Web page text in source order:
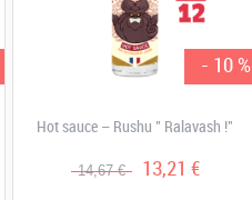
- 10 %
Hot sauce – Rushu " Ralavash !"
14,67 € 13,21 €